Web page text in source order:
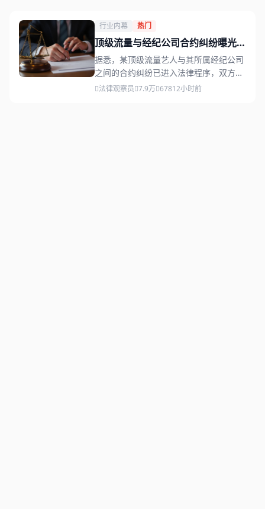
行业内幕 热门
顶级流量与经纪公司合约纠纷曝光，
双方律师团队已介入
据悉，某顶级流量艺人与其所属经纪公司
之间的合约纠纷已进入法律程序，双方律
师团队均已介入，业内人士预测此事将引
法律观察员 7.9万 67812小时前